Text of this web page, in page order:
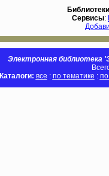
Библиотеки
Сервисы:
Электронная библиотека
Каталоги: все : по тематике :